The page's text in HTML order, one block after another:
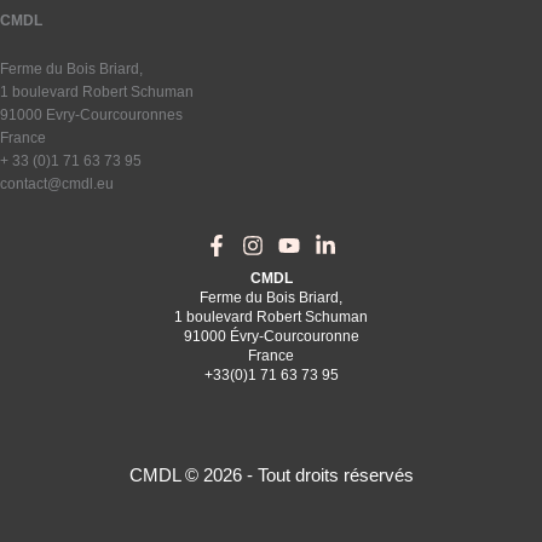
CMDL
Ferme du Bois Briard,
1 boulevard Robert Schuman
91000 Evry-Courcouronnes
France
+ 33 (0)1 71 63 73 95
contact@cmdl.eu
CMDL
Ferme du Bois Briard,
1 boulevard Robert Schuman
91000 Évry-Courcouronne
France
+33(0)1 71 63 73 95
CMDL © 2026 - Tout droits réservés